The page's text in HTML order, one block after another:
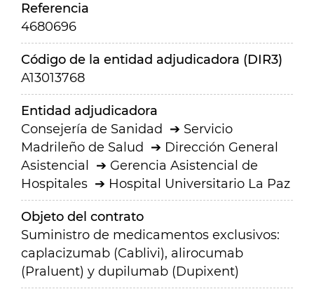
Referencia
4680696
Código de la entidad adjudicadora (DIR3)
A13013768
Entidad adjudicadora
Consejería de Sanidad
Servicio
Madrileño de Salud
Dirección General
Asistencial
Gerencia Asistencial de
Hospitales
Hospital Universitario La Paz
Objeto del contrato
Suministro de medicamentos exclusivos:
caplacizumab (Cablivi), alirocumab
(Praluent) y dupilumab (Dupixent)